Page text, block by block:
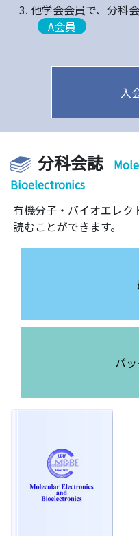
他学会会員で、分科
A会員
入
分科会誌
Bioelectronics
有機分子・バイオエレク
読むことができます。
バ